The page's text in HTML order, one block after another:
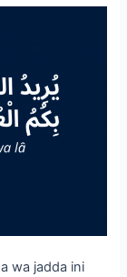
wa jadda ini